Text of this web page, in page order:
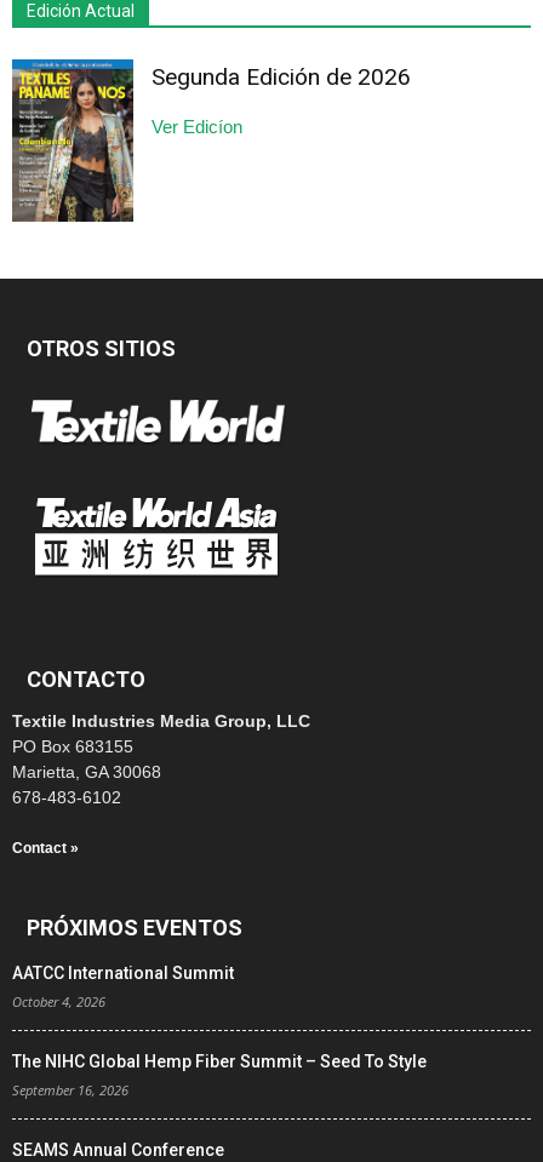
Edición Actual
Segunda Edición de 2026
Ver Edicíon
OTROS SITIOS
CONTACTO
Textile Industries Media Group, LLC
PO Box 683155
Marietta, GA 30068
678-483-6102
Contact »
PRÓXIMOS EVENTOS
AATCC International Summit
October 4, 2026
The NIHC Global Hemp Fiber Summit – Seed To Style
September 16, 2026
SEAMS Annual Conference